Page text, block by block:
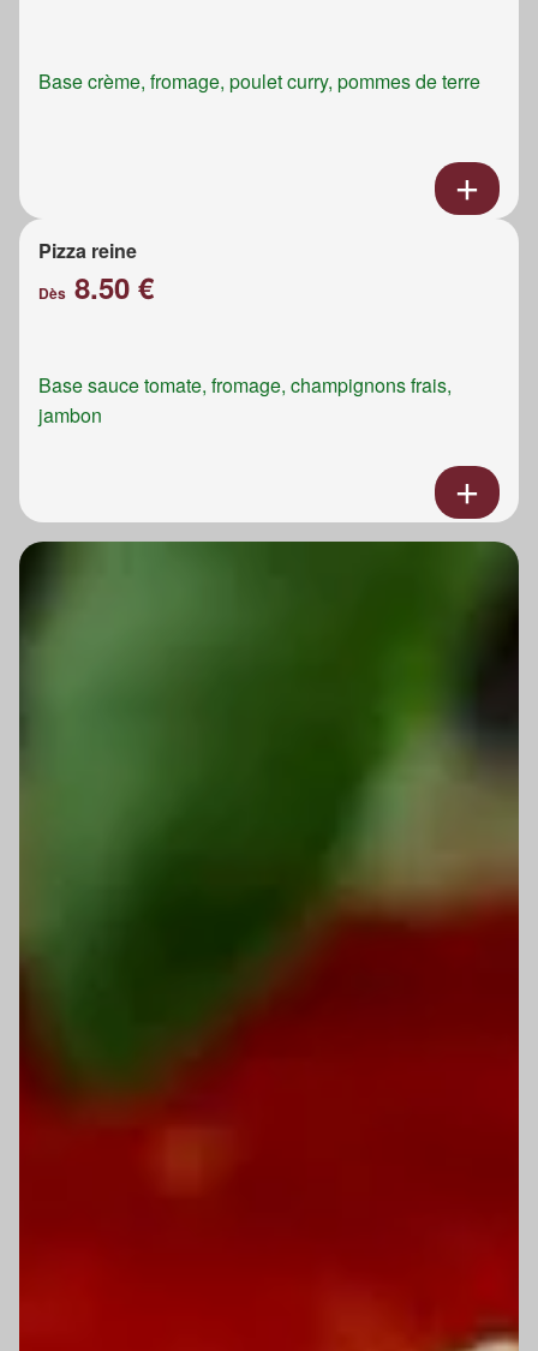
Base crème, fromage, poulet curry, pommes de terre
Pizza reine
Dès 8.50 €
Base sauce tomate, fromage, champignons frais,
jambon